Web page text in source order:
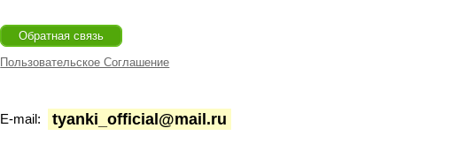
Обратная связь
Пользовательское Соглашение
E-mail: tyanki_official@mail.ru